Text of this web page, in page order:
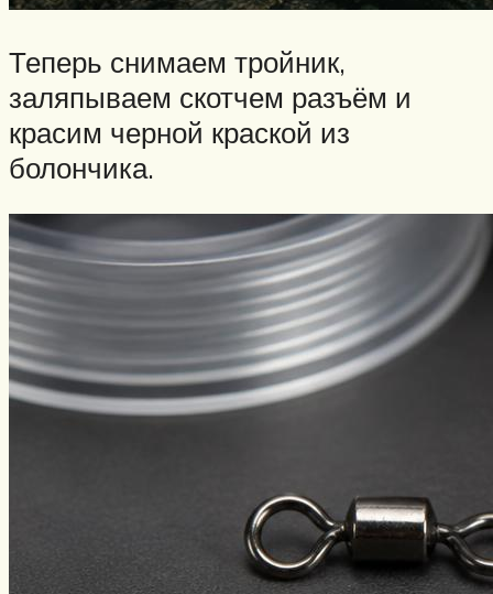
Теперь снимаем тройник,
заляпываем скотчем разъём и
красим черной краской из
болончика.